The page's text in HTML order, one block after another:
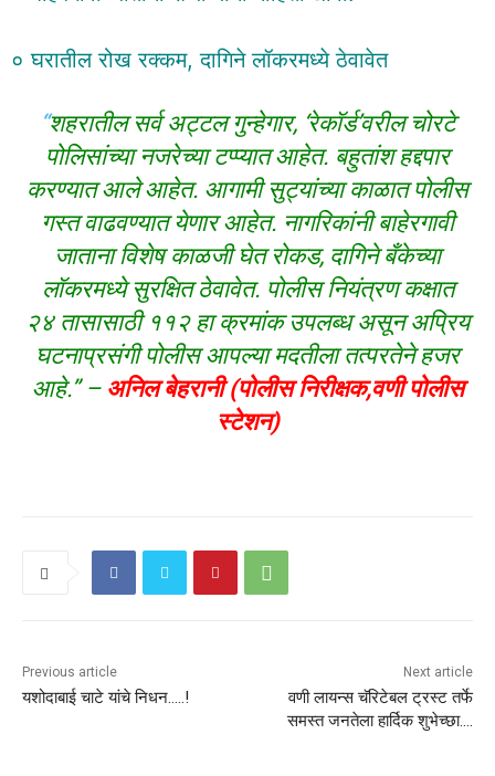
० घरातील रोख रक्कम, दागिने लॉकरमध्ये ठेवावेत
“शहरातील सर्व अट्टल गुन्हेगार, ‘रेकॉर्ड’वरील चोरटे
पोलिसांच्या नजरेच्या टप्प्यात आहेत. बहुतांश हद्दपार
करण्यात आले आहेत. आगामी सुट्यांच्या काळात पोलीस
गस्त वाढवण्यात येणार आहेत. नागरिकांनी बाहेरगावी
जाताना विशेष काळजी घेत रोकड, दागिने बँकेच्या
लॉकरमध्ये सुरक्षित ठेवावेत. पोलीस नियंत्रण कक्षात
२४ तासासाठी ११२ हा क्रमांक उपलब्ध असून अप्रिय
घटनाप्रसंगी पोलीस आपल्या मदतीला तत्परतेने हजर
आहे.” – अनिल बेहरानी (पोलीस निरीक्षक,वणी पोलीस
स्टेशन)
Previous article
यशोदाबाई चाटे यांचे निधन…..!
Next article
वणी लायन्स चॅरिटेबल ट्रस्ट तर्फे
समस्त जनतेला हार्दिक शुभेच्छा….